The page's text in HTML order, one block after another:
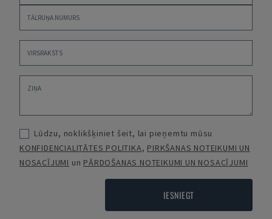
Lūdzu, noklikšķiniet šeit, lai pieņemtu mūsu
KONFIDENCIALITĀTES POLITIKA, PIRKŠANAS NOTEIKUMI UN
NOSACĪJUMI un PĀRDOŠANAS NOTEIKUMI UN NOSACĪJUMI
IESNIEGT